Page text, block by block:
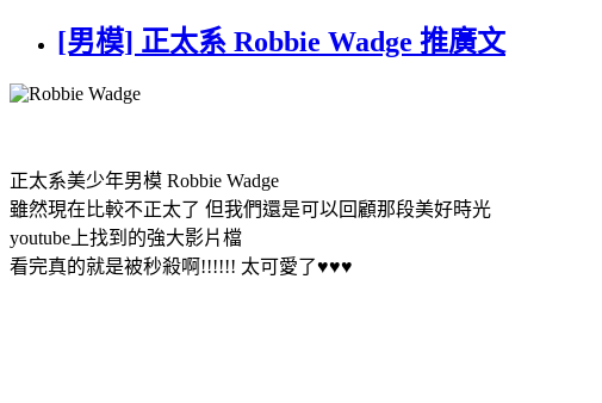
[男模] 正太系 Robbie Wadge 推廣文
正太系美少年男模 Robbie Wadge
雖然現在比較不正太了 但我們還是可以回顧那段美好時光
youtube上找到的強大影片檔
看完真的就是被秒殺啊!!!!!! 太可愛了♥♥♥